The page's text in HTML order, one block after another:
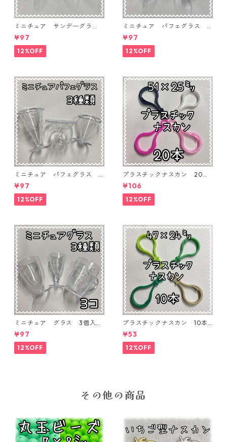
ミニチュア サンデーグラ
ス 3個入り【MNT-GLS-3P-
04】
¥97
12%OFF
ミニチュア パフェグラス 3
個入り【MNT-GLS-3P-03】
¥97
12%OFF
ミニチュア パフェグラス 3
個入り【MNT-GLS-3P-02】
¥97
12%OFF
プラスチックナスカン 20本
入り【PK-20】
¥106
12%OFF
ミニチュア グラス 3個入り
【MNT-GLS-3P-01】
¥97
12%OFF
プラスチックナスカン 10本
入り【PK-10】
¥53
12%OFF
その他の商品